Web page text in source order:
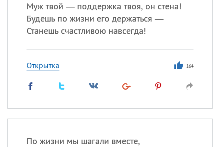
Муж твой — поддержка твоя, он стена!
Будешь по жизни его держаться —
Станешь счастливою навсегда!
Открытка 164
По жизни мы шагали вместе,